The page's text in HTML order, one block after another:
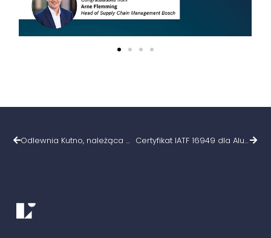
Odlewnia Kutno, należąca do Grupy Luma Automation, na MSPO 2025 w Kielcach Certyfikat IATF 16949 dla Aludesign